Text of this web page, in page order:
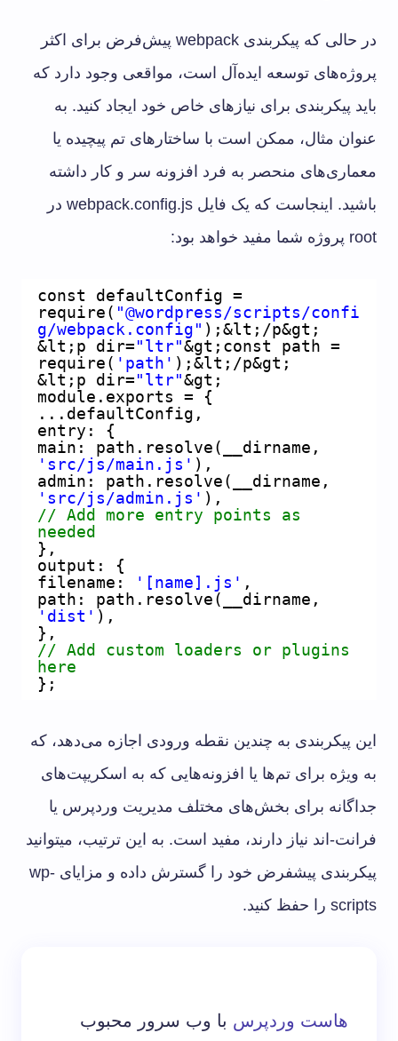
در حالی که پیکربندی webpack پیش‌فرض برای اکثر
پروژه‌های توسعه ایده‌آل است، مواقعی وجود دارد که
باید پیکربندی برای نیازهای خاص خود ایجاد کنید. به
عنوان مثال، ممکن است با ساختارهای تم پیچیده یا
معماری‌های منحصر به فرد افزونه سر و کار داشته
باشید. اینجاست که یک فایل webpack.config.js در
root پروژه شما مفید خواهد بود:
const defaultConfig =
require( "@wordpress/scripts/confi
g/webpack.config" );&lt;/p&gt;
&lt;p dir="ltr"&gt;const path =
require( 'path' );&lt;/p&gt;
&lt;p dir="ltr"&gt;
module.exports = {
...defaultConfig,
entry: {
'src/js/main.js' ),
'src/js/admin.js' ),
// Add more entry points as
needed
},
output: {
filename:
'[name].js' ,
'dist' ),
},
// Add custom loaders or plugins
here
};
این پیکربندی به چندین نقطه ورودی اجازه می‌دهد، که
به ویژه برای تم‌ها یا افزونه‌هایی که به اسکریپت‌های
جداگانه برای بخش‌های مختلف مدیریت وردپرس یا
فرانت-‌اند نیاز دارند، مفید است. به این ترتیب، میتوانید
پیکربندی پیشفرض خود را گسترش داده و مزایای wp-
scripts را حفظ کنید.
هاست وردپرس با وب سرور محبوب